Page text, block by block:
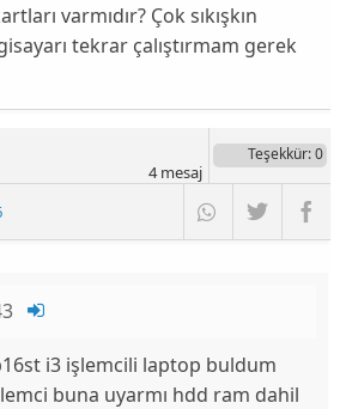
varmıdır? Çok sıkışkın
tekrar çalıştırmam gerek
Teşekkür: 0
4mesaj
i3 işlemcili laptop buldum
buna uyarmı hdd ram dahil